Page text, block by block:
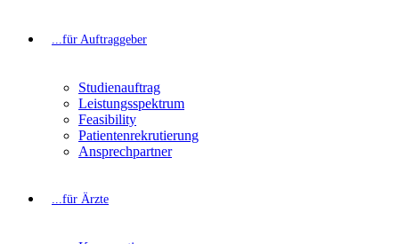
...für Auftraggeber
Studienauftrag
Leistungsspektrum
Feasibility
Patientenrekrutierung
Ansprechpartner
...für Ärzte